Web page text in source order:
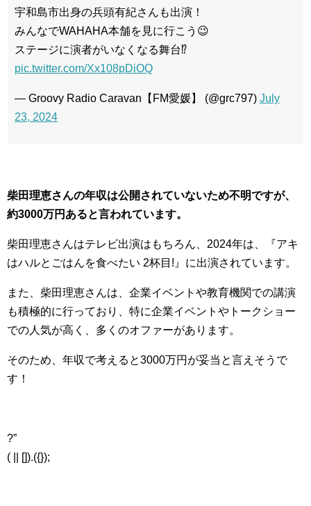
宇和島市出身の兵頭有紀さんも出演！
みんなでWAHAHA本舗を見に行こう😉
ステージに演者がいなくなる舞台⁉️
pic.twitter.com/Xx108pDiOQ
— Groovy Radio Caravan【FM愛媛】 (@grc797) July
23, 2024
柴田理恵さんの年収は公開されていないため不明ですが、
約3000万円あると言われています。
柴田理恵さんはテレビ出演はもちろん、2024年は、『アキ
はハルとごはんを食べたい 2杯目!』に出演されています。
また、柴田理恵さんは、企業イベントや教育機関での講演
も積極的に行っており、特に企業イベントやトークショー
での人気が高く、多くのオファーがあります。
そのため、年収で考えると3000万円が妥当と言えそうで
す！
?”
( || []).({});